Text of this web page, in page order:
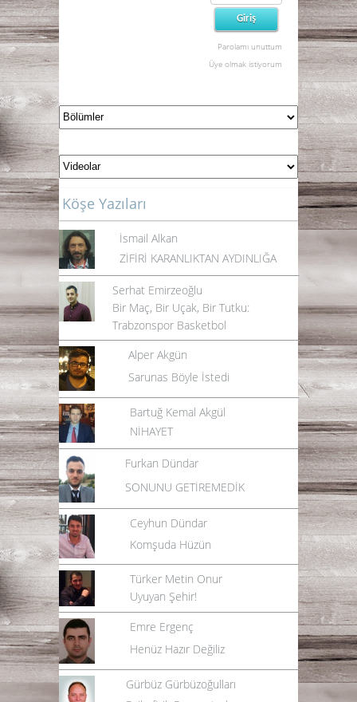
Parolamı unuttum
Üye olmak istiyorum
Köşe Yazıları
İsmail Alkan
ZİFİRİ KARANLIKTAN AYDINLIĞA
Serhat Emirzeoğlu
Bir Maç, Bir Uçak, Bir Tutku:
Trabzonspor Basketbol
Alper Akgün
Sarunas Böyle İstedi
Bartuğ Kemal Akgül
NİHAYET
Furkan Dündar
SONUNU GETİREMEDİK
Ceyhun Dündar
Komşuda Hüzün
Türker Metin Onur
Uyuyan Şehir!
Emre Ergenç
Henüz Hazır Değiliz
Gürbüz Gürbüzoğulları